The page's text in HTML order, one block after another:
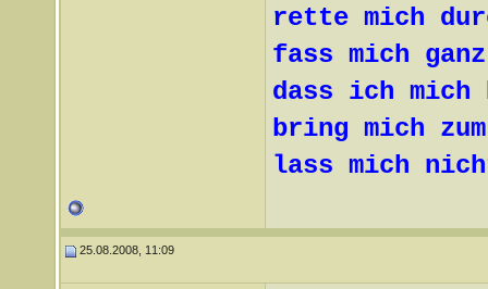
rette mich
fass mich
dass ich mich
bring mich
lass mich
25.08.2008, 11:09